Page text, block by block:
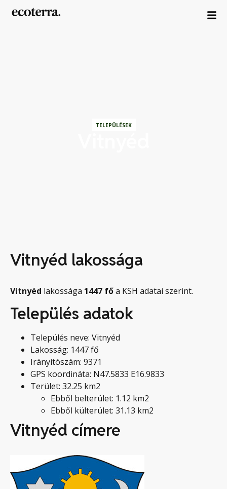
TELEPÜLÉSEK
Vitnyéd lakossága
Vitnyéd lakossága 1447 főa KSH adatai szerint.
Település adatok
Település neve: Vitnyéd
Lakosság: 1447 fő
Irányítószám: 9371
GPS koordináta: N47.5833 E16.9833
Terület: 32.25 km2
Ebből belterület: 1.12 km2
Ebből külterület: 31.13 km2
Vitnyéd címere